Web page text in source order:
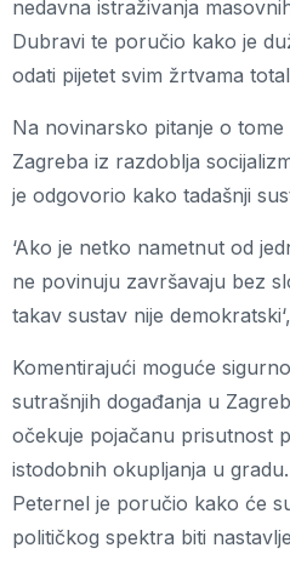
nedavna istraživanja
Dubravi te poručio kako je
odati pijetet svim žrtvama
Na novinarsko pitanje o
Zagreba iz razdoblja
je odgovorio kako tadašnji
‘Ako je netko nametnut od
ne povinuju završavaju bez
takav sustav nije
Komentirajući moguće
sutrašnjih događanja u
očekuje pojačanu prisutnost
istodobnih okupljanja u
Peternel je poručio kako će
političkog spektra biti